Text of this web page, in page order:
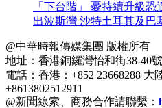
「下台階」 憂持續升級
出波斯灣 沙特土耳其及巴
@中華時報傳媒集團 版權所有
地址：香港銅鑼灣怡和街38-40
電話：香港：+852 23668288 大
+8613802512911
@新聞線索、商務合作請聯繫：